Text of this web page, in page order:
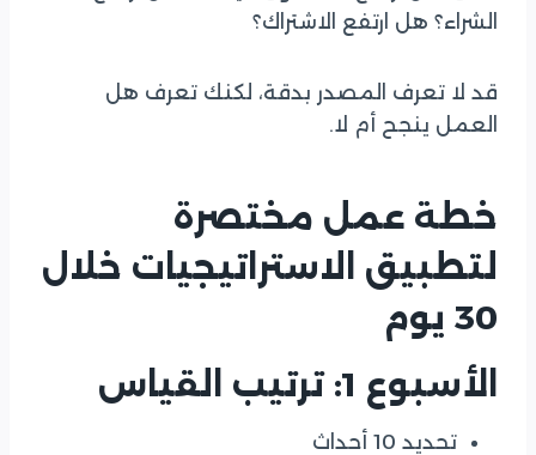
الشراء؟ هل ارتفع الاشتراك؟
قد لا تعرف المصدر بدقة، لكنك تعرف هل
العمل ينجح أم لا.
خطة عمل مختصرة
لتطبيق الاستراتيجيات خلال
30 يوم
الأسبوع 1: ترتيب القياس
تحديد 10 أحداث